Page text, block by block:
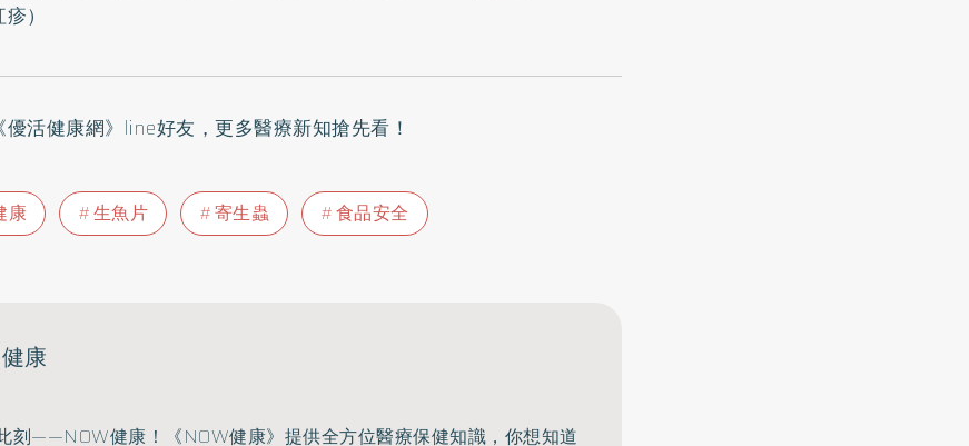
疹）
優活健康網》line好友 ，更多醫療新知搶先看！
康 生魚片 寄生蟲 食品安全
康
刻——NOW健康！《NOW健康》提供全方位醫療保健知識，你想知道